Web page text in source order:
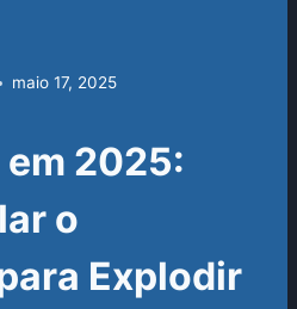
maio 17, 2025
2025:
o
Explodir